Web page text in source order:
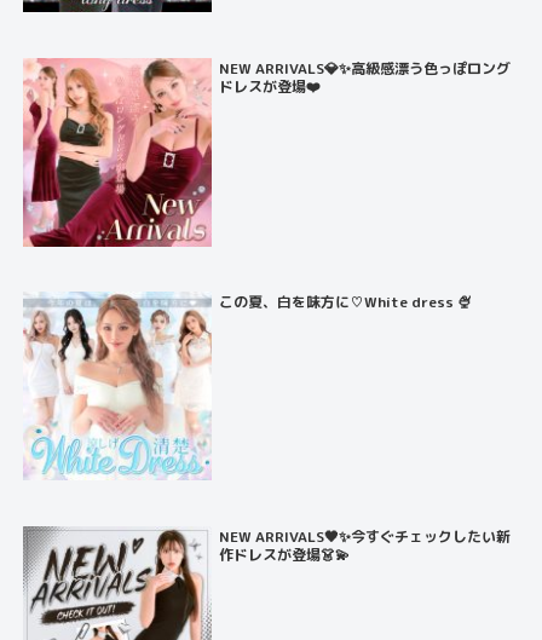
NEW ARRIVALS💎✨高級感漂う色っぽロング
ドレスが登場❤️
この夏、白を味方に♡White dress 🍨
NEW ARRIVALS🖤✨今すぐチェックしたい新
作ドレスが登場👗💫